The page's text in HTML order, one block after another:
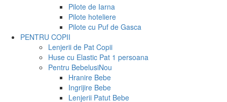
Pilote de Iarna
Pilote hoteliere
Pilote cu Puf de Gasca
PENTRU COPII
Lenjerii de Pat Copii
Huse cu Elastic Pat 1 persoana
Pentru BebelusiNou
Hranire Bebe
Ingrijire Bebe
Lenjerii Patut Bebe